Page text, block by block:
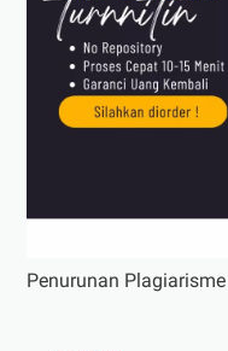
Penurunan Plagiarisme